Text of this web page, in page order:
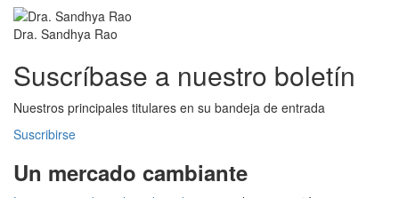
Dra. Sandhya Rao
Suscríbase a nuestro boletín
Nuestros principales titulares en su bandeja de entrada
Suscribirse
Un mercado cambiante